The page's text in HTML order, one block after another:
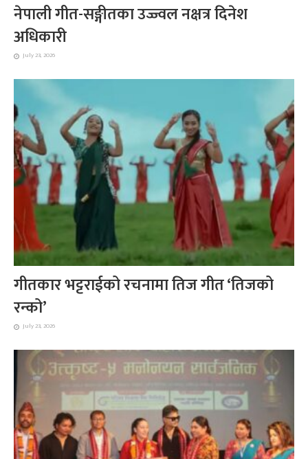
नेपाली गीत-सङ्गीतका उज्ज्वल नक्षत्र दिनेश
अधिकारी
July 23, 2026
गीतकार भट्टराईको रचनामा तिज गीत ‘तिजको
रन्को’
July 23, 2026